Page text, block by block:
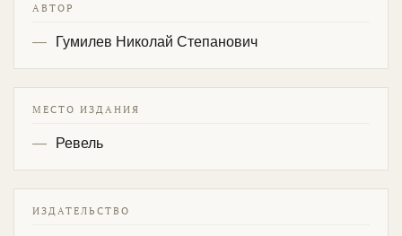
АВТОР
Гумилев Николай Степанович
МЕСТО ИЗДАНИЯ
Ревель
ИЗДАТЕЛЬСТВО